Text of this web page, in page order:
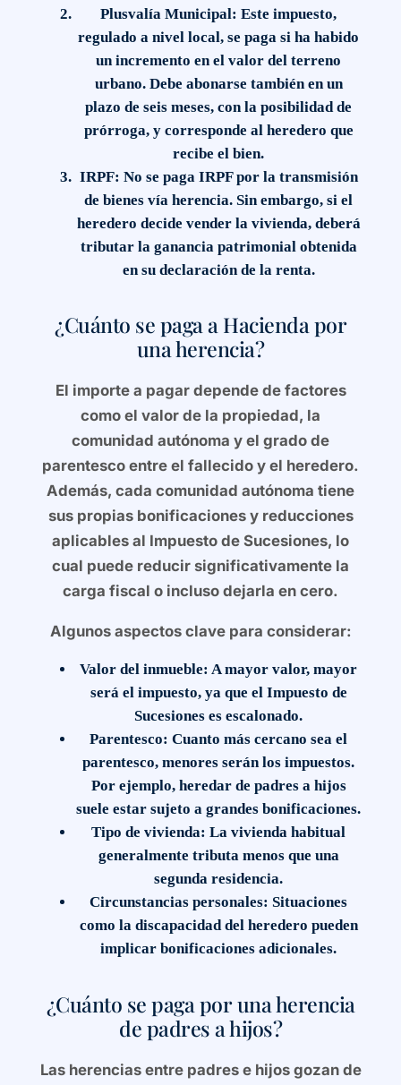
Plusvalía Municipal: Este impuesto,
regulado a nivel local, se paga si ha habido
un incremento en el valor del terreno
urbano. Debe abonarse también en un
plazo de seis meses, con la posibilidad de
prórroga, y corresponde al heredero que
recibe el bien.
IRPF: No se paga IRPF por la transmisión
de bienes vía herencia. Sin embargo, si el
heredero decide vender la vivienda, deberá
tributar la ganancia patrimonial obtenida
en su declaración de la renta.
¿Cuánto se paga a Hacienda por
una herencia?
El importe a pagar depende de factores
como el valor de la propiedad, la
comunidad autónoma y el grado de
parentesco entre el fallecido y el heredero.
Además, cada comunidad autónoma tiene
sus propias bonificaciones y reducciones
aplicables al Impuesto de Sucesiones, lo
cual puede reducir significativamente la
carga fiscal o incluso dejarla en cero.
Algunos aspectos clave para considerar:
Valor del inmueble: A mayor valor, mayor
será el impuesto, ya que el Impuesto de
Sucesiones es escalonado.
Parentesco: Cuanto más cercano sea el
parentesco, menores serán los impuestos.
Por ejemplo, heredar de padres a hijos
suele estar sujeto a grandes bonificaciones.
Tipo de vivienda: La vivienda habitual
generalmente tributa menos que una
segunda residencia.
Circunstancias personales: Situaciones
como la discapacidad del heredero pueden
implicar bonificaciones adicionales.
¿Cuánto se paga por una herencia
de padres a hijos?
Las herencias entre padres e hijos gozan de